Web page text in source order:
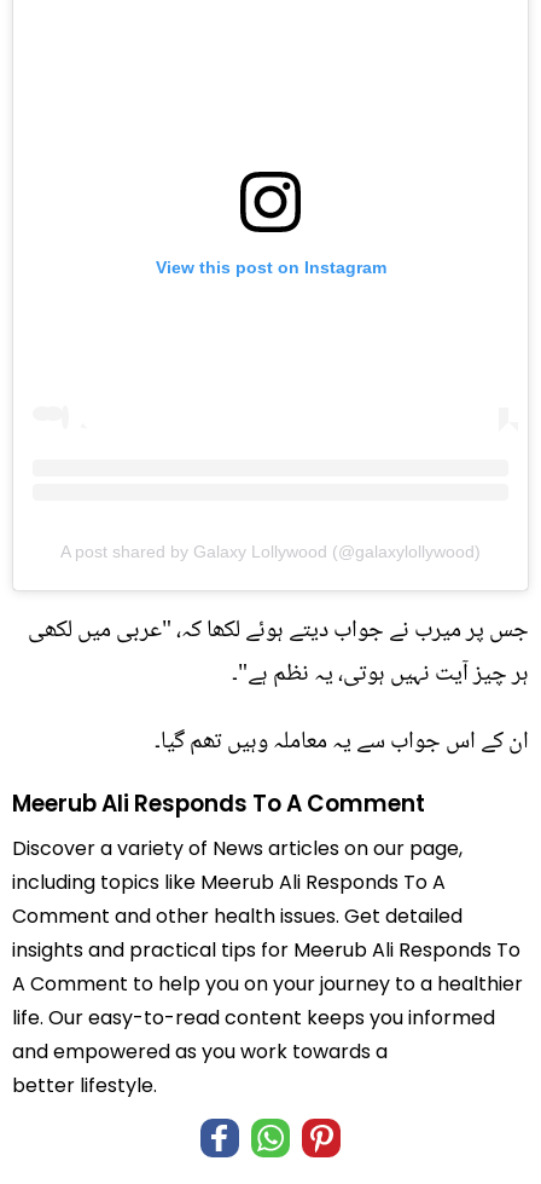
View this post on Instagram
A post shared by Galaxy Lollywood (@galaxylollywood)
جس پر میرب نے جواب دیتے ہوئے لکھا کہ، "عربی میں لکھی
ہر چیز آیت نہیں ہوتی، یہ نظم ہے"۔
ان کے اس جواب سے یہ معاملہ وہیں تھم گیا۔
Meerub Ali Responds To A Comment
Discover a variety of News articles on our page,
including topics like Meerub Ali Responds To A
Comment and other health issues. Get detailed
insights and practical tips for Meerub Ali Responds To
A Comment to help you on your journey to a healthier
life. Our easy-to-read content keeps you informed
and empowered as you work towards a
better lifestyle.